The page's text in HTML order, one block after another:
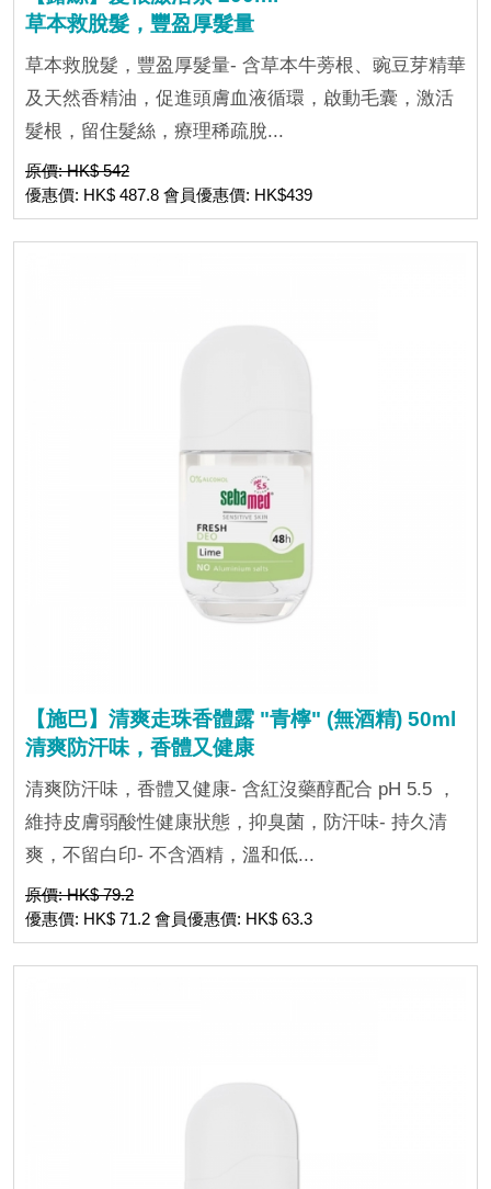
草本救脫髮，豐盈厚髮量
草本救脫髮，豐盈厚髮量- 含草本牛蒡根、豌豆芽精華
及天然香精油，促進頭膚血液循環，啟動毛囊，激活
髮根，留住髮絲，療理稀疏脫...
原價: HK$ 542
優惠價: HK$ 487.8 會員優惠價: HK$439
【施巴】清爽走珠香體露 "青檸" (無酒精) 50ml
清爽防汗味，香體又健康
清爽防汗味，香體又健康- 含紅沒藥醇配合 pH 5.5 ，
維持皮膚弱酸性健康狀態，抑臭菌，防汗味- 持久清
爽，不留白印- 不含酒精，溫和低...
原價: HK$ 79.2
優惠價: HK$ 71.2 會員優惠價: HK$ 63.3